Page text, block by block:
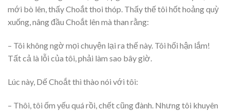
mới bò lên, thấy Choắt thoi thóp. Thấy thế tôi hốt hoảng quỳ
xuống, nâng đầu Choắt lên mà than rằng:
– Tôi không ngờ mọi chuyện lại ra thế này. Tôi hối hận lắm!
Tất cả là lỗi của tôi, phải làm sao bây giờ.
Lúc này, Dế Choắt thì thào nói với tôi:
– Thôi, tôi ốm yếu quá rồi, chết cũng đành. Nhưng tôi khuyên